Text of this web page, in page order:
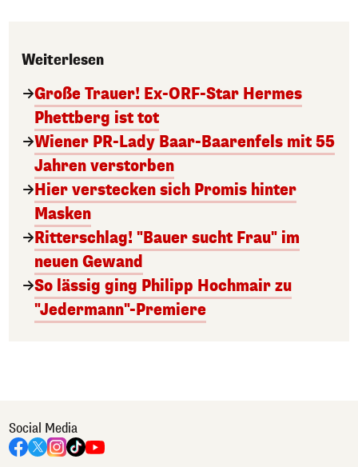
Weiterlesen
Große Trauer! Ex-ORF-Star Hermes
Phettberg ist tot
Wiener PR-Lady Baar-Baarenfels mit 55
Jahren verstorben
Hier verstecken sich Promis hinter
Masken
Ritterschlag! "Bauer sucht Frau" im
neuen Gewand
So lässig ging Philipp Hochmair zu
"Jedermann"-Premiere
Social Media